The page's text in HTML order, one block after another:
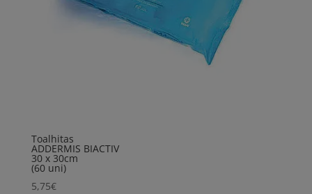
Toalhitas
ADDERMIS BIACTIV
30 x 30cm
(60 uni)
5,75€